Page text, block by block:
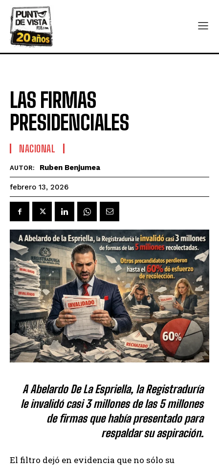
LAS FIRMAS
PRESIDENCIALES
NACIONAL
AUTOR: Ruben Benjumea
febrero 13, 2026
A Abelardo De La Espriella, la Registraduría
le invalidó casi 3 millones de las 5 millones
de firmas que había presentado para
respaldar su aspiración.
El filtro dejó en evidencia que no sólo su